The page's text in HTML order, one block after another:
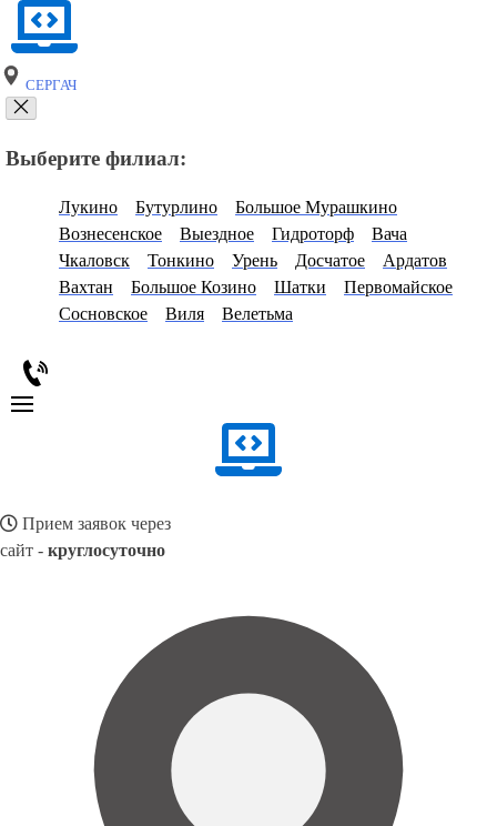
СЕРГАЧ
Выберите филиал:
Лукино Бутурлино
Большое Мурашкино
Вознесенское
Выездное Гидроторф
Вача
Чкаловск
Тонкино Урень Досчатое
Ардатов
Вахтан
Большое Козино Шатки
Первомайское
Сосновское
Виля Велетьма
Прием заявок через
сайт - круглосуточно